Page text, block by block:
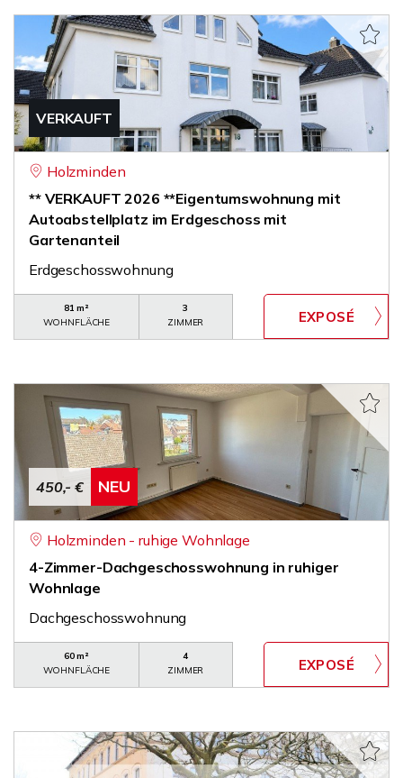
VERKAUFT
Holzminden
** VERKAUFT 2026 **Eigentumswohnung mit
Autoabstellplatz im Erdgeschoss mit
Gartenanteil
Erdgeschosswohnung
81 m²
WOHNFLÄCHE
3
ZIMMER
450,- € NEU
Holzminden - ruhige Wohnlage
4-Zimmer-Dachgeschosswohnung in ruhiger
Wohnlage
Dachgeschosswohnung
60 m²
WOHNFLÄCHE
4
ZIMMER